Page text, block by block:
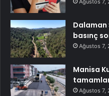
Dalaman
basınç
Ağustos 7,
Manisa
Ağustos 7,